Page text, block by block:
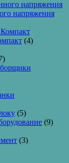
напряжения
(4)
(5)
(9)
(3)